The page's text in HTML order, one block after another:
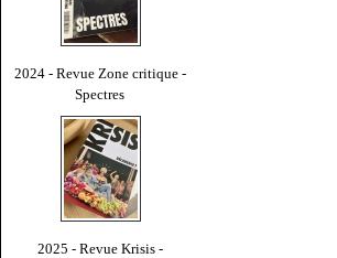
2024 - Revue Zone critique -
Spectres
2025 - Revue Krisis -